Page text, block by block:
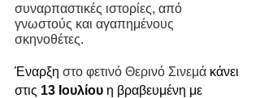
συναρπαστικές ιστορίες, από
γνωστούς και αγαπημένους
σκηνοθέτες.
Έναρξη στο φετινό Θερινό Σινεμά κάνει
στις 13 Ιουλίου η βραβευμένη με